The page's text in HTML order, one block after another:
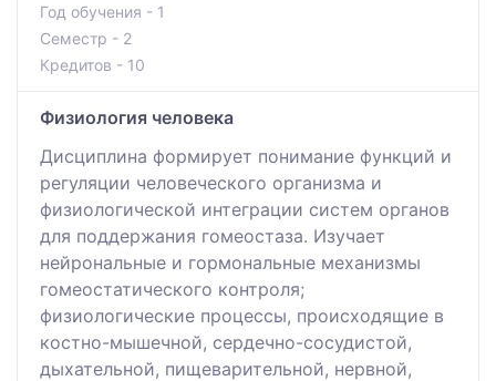
Год обучения - 1
Семестр - 2
Кредитов - 10
Физиология человека
Дисциплина формирует понимание функций и
регуляции человеческого организма и
физиологической интеграции систем органов
для поддержания гомеостаза. Изучает
нейрональные и гормональные механизмы
гомеостатического контроля;
физиологические процессы, происходящие в
костно-мышечной, сердечно-сосудистой,
дыхательной, пищеварительной, нервной,